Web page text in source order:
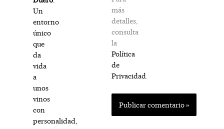
Un
entorno
único
que
da
vida
a
unos
vinos
con
personalidad,
más
detalles,
consulta
la
Política
de
Privacidad